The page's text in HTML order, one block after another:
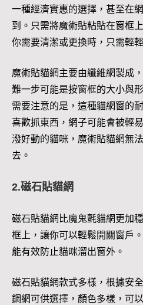
一種經濟實惠的選擇，甚至在
到。只需將魔術貼粘貼在窗框
你需要清潔或更換時，只需輕
魔術貼貓網主要由纖維網製成
難一步可能是按窗框的大小與
需要注意的是，這種貓網窗的
喜歡抓東西，網子可能會被輕
潑好動的貓咪，魔術貼貓網無
去。
2.磁石貼貓網
磁石貼貓網比魔鬼氈貓網更加
框上，讓你可以輕鬆開關窗戶
能有效防止貓咪溜出窗外。
磁石貼貓網款式多樣，根據安
鋼網可供選擇，顏色多樣，可